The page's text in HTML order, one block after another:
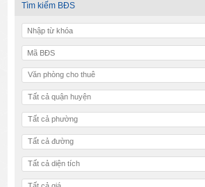
Tìm kiếm BĐS
Văn phòng cho thuê
Tất cả quận huyện
Tất cả phường
Tất cả đường
Tất cả diện tích